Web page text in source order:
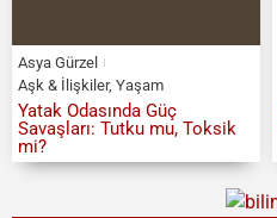
Asya Gürzel
Aşk & İlişkiler, Yaşam
Yatak Odasında Güç
Savaşları: Tutku mu, Toksik
mi?